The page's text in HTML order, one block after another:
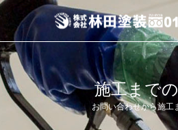
施工まで
お問い合わせから施工